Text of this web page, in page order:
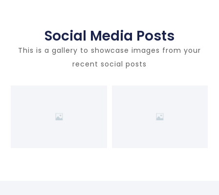
Social Media Posts
This is a gallery to showcase images from your
recent social posts